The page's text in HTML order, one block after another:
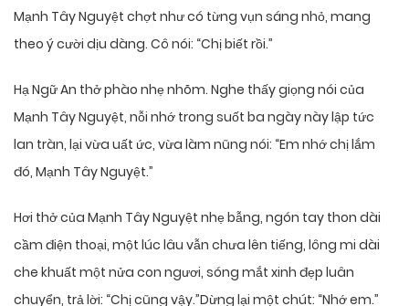
Mạnh Tây Nguyệt chợt như có từng vụn sáng nhỏ, mang
theo ý cười dịu dàng. Cô nói: “Chị biết rồi.”
Hạ Ngữ An thở phào nhẹ nhõm. Nghe thấy giọng nói của
Mạnh Tây Nguyệt, nỗi nhớ trong suốt ba ngày này lập tức
lan tràn, lại vừa uất ức, vừa làm nũng nói: “Em nhớ chị lắm
đó, Mạnh Tây Nguyệt.”
Hơi thở của Mạnh Tây Nguyệt nhẹ bẫng, ngón tay thon dài
cầm điện thoại, một lúc lâu vẫn chưa lên tiếng, lông mi dài
che khuất một nửa con ngươi, sóng mắt xinh đẹp luân
chuyển, trả lời: “Chị cũng vậy.”Dừng lại một chút: “Nhớ em.”